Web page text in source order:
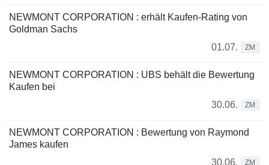
NEWMONT CORPORATION : erhält Kaufen-Rating von
Goldman Sachs
01.07.
ZM
NEWMONT CORPORATION : UBS behält die Bewertung
Kaufen bei
30.06.
ZM
NEWMONT CORPORATION : Bewertung von Raymond
James kaufen
30.06.
ZM